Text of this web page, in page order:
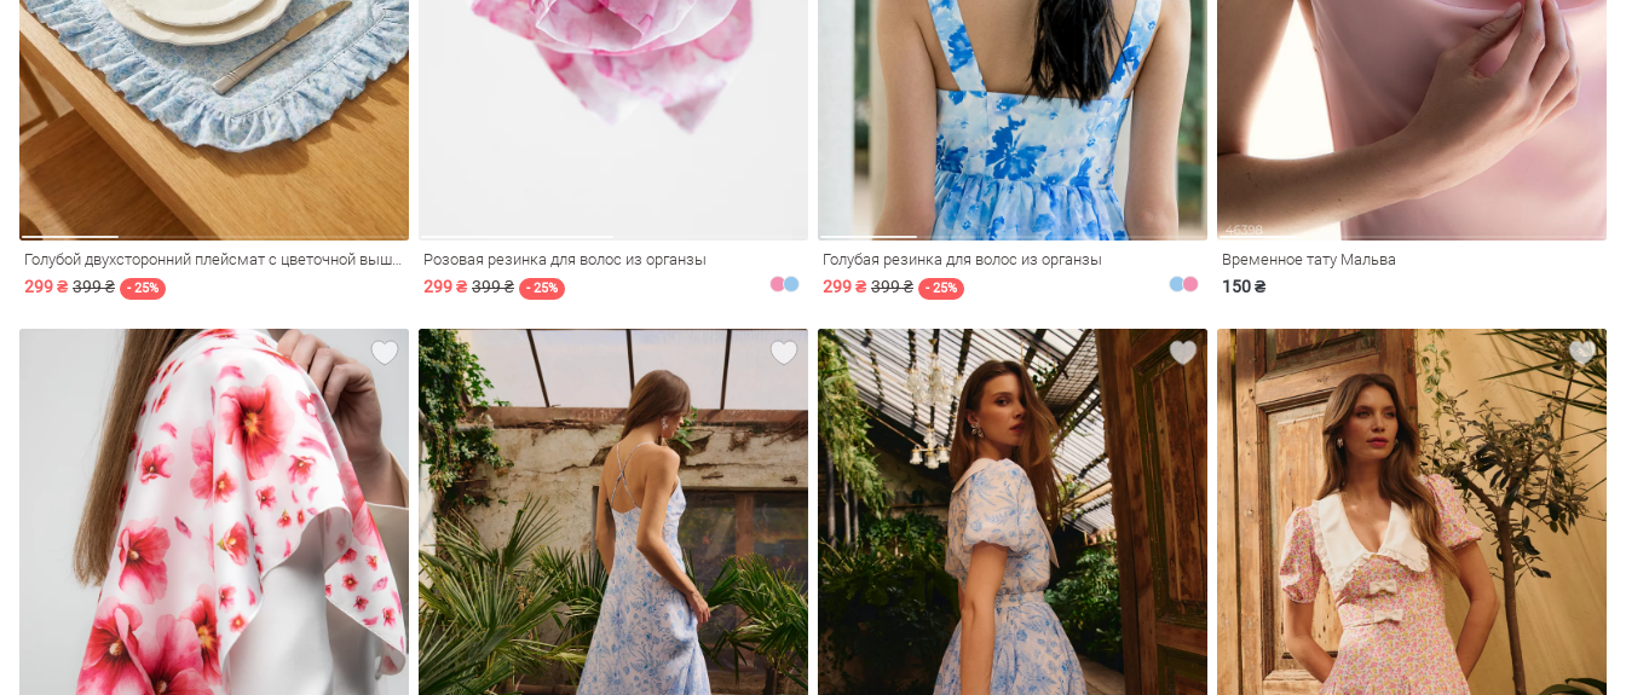
Голубой двухсторонний плейсмат с цветочной вышивкой 49х39 см
299 ₴ 399 ₴ - 25%
Розовая резинка для волос из органзы
299 ₴ 399 ₴ - 25%
Голубая резинка для волос из органзы
299 ₴ 399 ₴ - 25%
Временное тату Мальва
150 ₴